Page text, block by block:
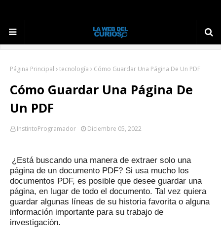
Página Principal tecnología Cómo Guardar Una Página De Un PDF
Cómo Guardar Una Página De
Un PDF
InstintoProgramador Diciembre 05, 2022
¿Está buscando una manera de extraer solo una
página de un documento PDF? Si usa mucho los
documentos PDF, es posible que desee guardar una
página, en lugar de todo el documento. Tal vez quiera
guardar algunas líneas de su historia favorita o alguna
información importante para su trabajo de
investigación.